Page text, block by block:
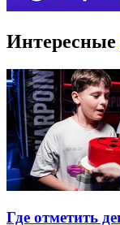
Интересные
Где отметить